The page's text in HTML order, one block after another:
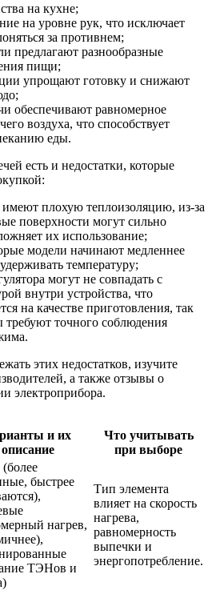
на кухне;
на уровне рук, что исключает
за противнем;
предлагают разнообразные
пищи;
упрощают готовку и снижают
обеспечивают равномерное
воздуха, что способствует
еды.
есть и недостатки, которые
плохую теплоизоляцию, из-за
поверхности могут сильно
их использование;
модели начинают медленнее
температуру;
могут не совпадать с
внутри устройства, что
на качестве приготовления, так
требуют точного соблюдения
этих недостатков, изучите
а также отзывы о
электроприбора.
и их
описание
Что учитывать
при выборе
быстрее
нагрев,
ТЭНов и
Тип элемента
влияет на скорость
нагрева,
равномерность
выпечки и
энергопотребление.